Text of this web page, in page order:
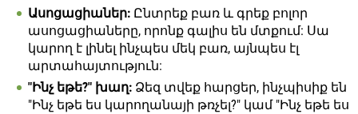
Ասոցացիաներ: Ընտրեք բառ և գրեք բոլոր
ասոցացիաները, որոնք գալիս են մտքում: Սա
կարող է լինել ինչպես մեկ բառ, այնպես էլ
արտահայտություն:
"Ինչ եթե?" խաղ: Ձեզ տվեք հարցեր, ինչպիսիք են
"Ինչ եթե ես կարողանայի թռչել?" կամ "Ինչ եթե ես